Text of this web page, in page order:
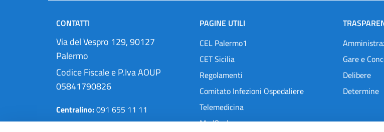
CONTATTI
Via del Vespro 129, 90127
Palermo
Codice Fiscale e P.Iva AOUP
05841790826
Centralino:091 655 11 11
Pec:protocollo@cert.policlinico.pa.it
PAGINE UTILI
CEL Palermo1
CET Sicilia
Regolamenti
Comitato Infezioni Ospedaliere
Telemedicina
MedOral
Gare e
Delibere
Determine